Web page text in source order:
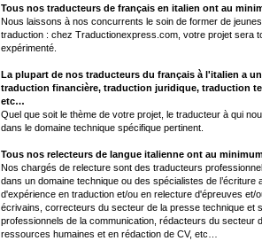
Tous nos traducteurs de français en italien ont au
Nous laissons à nos concurrents le soin de former de
traduction : chez Traductionexpress.com, votre projet sera
expérimenté.
La plupart de nos traducteurs du français à l'italien a
traduction financière, traduction juridique, traduction
etc…
Quel que soit le thème de votre projet, le traducteur à qui
dans le domaine technique spécifique pertinent.
Tous nos relecteurs de langue italienne ont au
Nos chargés de relecture sont des traducteurs
dans un domaine technique ou des spécialistes de l’écriture
d'expérience en traduction et/ou en relecture d'épreuves et/
écrivains, correcteurs du secteur de la presse technique et
professionnels de la communication, rédacteurs du secteur
ressources humaines et en rédaction de CV, etc…